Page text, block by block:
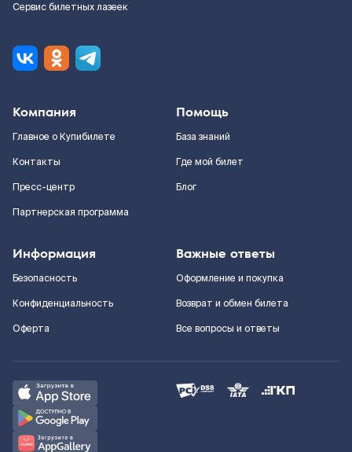
Сервис билетных лазеек
Компания
Главное о Купибилете
Контакты
Пресс-центр
Партнерская программа
Помощь
База знаний
Где мой билет
Блог
Информация
Безопасность
Конфиденциальность
Оферта
Важные ответы
Оформление и покупка
Возврат и обмен билета
Все вопросы и ответы